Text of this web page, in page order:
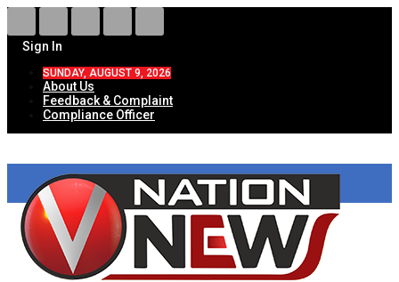
Sign In
SUNDAY, AUGUST 9, 2026
About Us
Feedback & Complaint
Compliance Officer
HOME
ताज़ा खबरें
देश